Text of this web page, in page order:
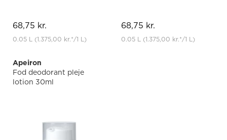
68,75 kr.
0.05 L (1.375,00 kr.*/1 L)
68,75 kr.
0.05 L (1.375,00 kr.*/1 L)
Apeiron
Fod deodorant pleje
lotion 30ml